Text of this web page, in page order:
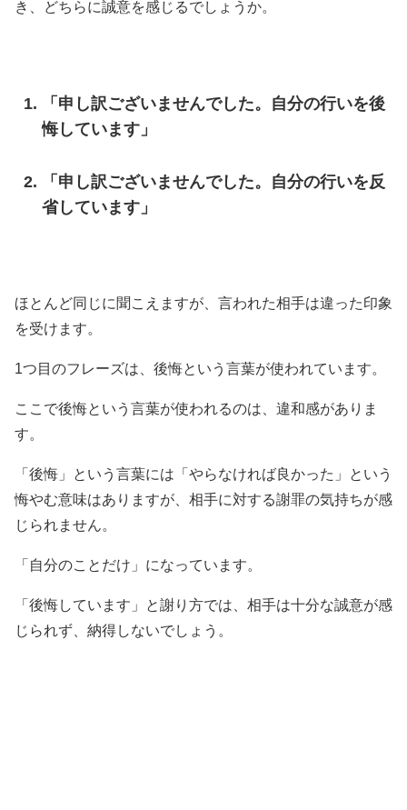
き、どちらに誠意を感じるでしょうか。
「申し訳ございませんでした。自分の行いを後
悔しています」
「申し訳ございませんでした。自分の行いを反
省しています」
ほとんど同じに聞こえますが、言われた相手は違った印象
を受けます。
1つ目のフレーズは、後悔という言葉が使われています。
ここで後悔という言葉が使われるのは、違和感がありま
す。
「後悔」という言葉には「やらなければ良かった」という
悔やむ意味はありますが、相手に対する謝罪の気持ちが感
じられません。
「自分のことだけ」になっています。
「後悔しています」と謝り方では、相手は十分な誠意が感
じられず、納得しないでしょう。